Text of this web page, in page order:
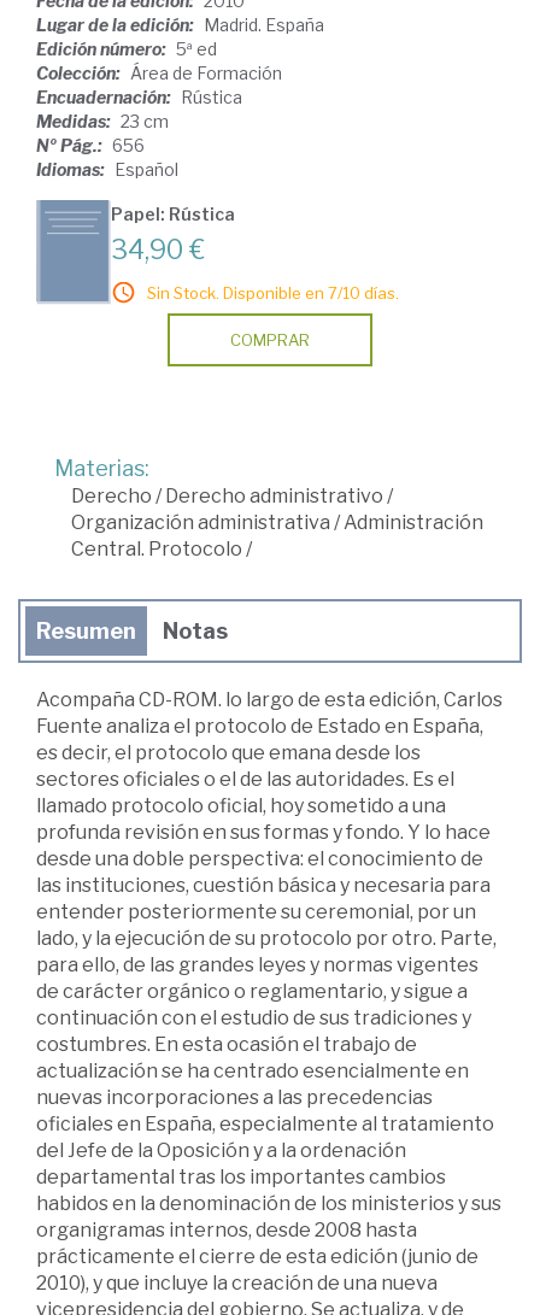
Lugar de la edición: Madrid. España
Edición número: 5ª ed
Colección: Área de Formación
Encuadernación: Rústica
Medidas: 23 cm
Nº Pág.: 656
Idiomas: Español
Papel: Rústica
34,90 €
Sin Stock. Disponible en 7/10 días.
COMPRAR
Materias:
Derecho /Derecho administrativo /
Organización administrativa /Administración
Central. Protocolo /
Resumen Notas
Acompaña CD-ROM. lo largo de esta edición, Carlos
Fuente analiza el protocolo de Estado en España,
es decir, el protocolo que emana desde los
sectores oficiales o el de las autoridades. Es el
llamado protocolo oficial, hoy sometido a una
profunda revisión en sus formas y fondo. Y lo hace
desde una doble perspectiva: el conocimiento de
las instituciones, cuestión básica y necesaria para
entender posteriormente su ceremonial, por un
lado, y la ejecución de su protocolo por otro. Parte,
para ello, de las grandes leyes y normas vigentes
de carácter orgánico o reglamentario, y sigue a
continuación con el estudio de sus tradiciones y
costumbres. En esta ocasión el trabajo de
actualización se ha centrado esencialmente en
nuevas incorporaciones a las precedencias
oficiales en España, especialmente al tratamiento
del Jefe de la Oposición y a la ordenación
departamental tras los importantes cambios
habidos en la denominación de los ministerios y sus
organigramas internos, desde 2008 hasta
prácticamente el cierre de esta edición (junio de
2010), y que incluye la creación de una nueva
vicepresidencia del gobierno. Se actualiza, y de